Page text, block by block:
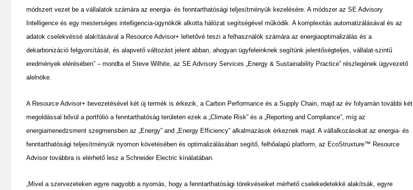
módszert vezet be a vállalatok számára az energia- és fenntarthatósági teljesítményük kezelésére. A módszer az SE Advisory
Intelligence és egy mesterséges intelligencia-ügynökök alkotta hálózat segítségével működik. A komplexitás automatizálásával és az
adatok cselekvéssé alakításával a Resource Advisor+ lehetővé teszi a felhasználók számára az energiaoptimalizálás és a
dekarbonizáció felgyorsítását, és alapvető változást jelent abban, ahogyan ügyfeleinknek segítünk jelentőségteljes, vállalat-szintű
eredmények elérésében” – mondta el Steve Wilhite, az SE Advisory Services „Energy & Sustainability Practice” részlegének ügyvezető
alelnöke.
A Resource Advisor+ bevezetésével két új termék is érkezik, a Carbon Performance és a Supply Chain, majd az év folyamán további két
megoldással bővül a portfólió a fenntarthatóság területen ezek a „Climate Risk” és a „Reporting and Compliance”, míg az
energiamenedzsment szegmensben az „Energy” and „Energy Efficiency” alkalmazások érkeznek majd. A vállalkozásokat az energia- és
fenntarthatósági teljesítményük nyomon követésében és optimalizálásában segítő, felhőalapú platform, az EcoStruxture™ Resource
Advisor továbbra is elérhető lesz a Schneider Electric kínálatában.
„Mivel a szervezeteken egyre nagyobb a nyomás, hogy a fenntarthatósági törekvéseiket mérhető cselekedetekké alakítsák, egyre